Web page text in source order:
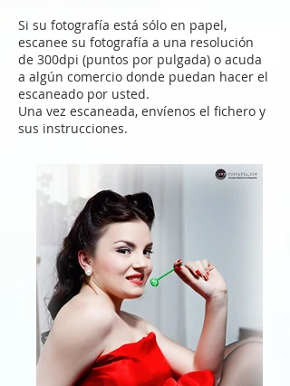
Si su fotografía está sólo en papel,
escanee su fotografía a una resolución
de 300dpi (puntos por pulgada) o acuda
a algún comercio donde puedan hacer el
escaneado por usted.
Una vez escaneada, envíenos el fichero y
sus instrucciones.